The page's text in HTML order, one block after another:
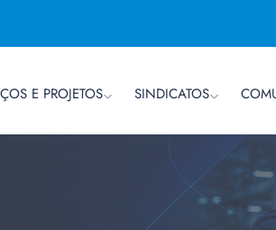
E PROJETOS SINDICATOS